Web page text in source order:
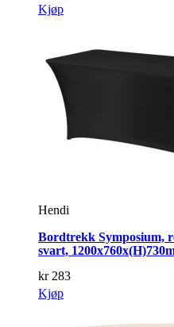
Kjøp
Hendi
Bordtrekk Symposium,
svart,
kr283
Kjøp